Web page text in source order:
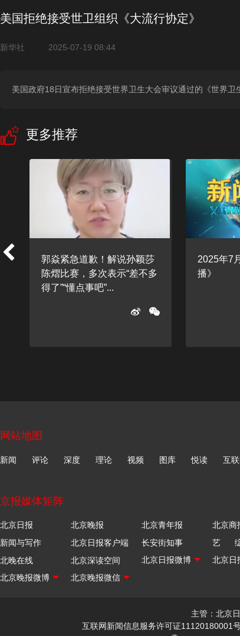
美国拒绝接受世卫组织《大流行协定》
新华社 2025-07-19 08:44
美国政府18日宣布拒绝接受世界卫生大会审议通过的《世界
更多推荐
郭焱紧急道歉！解说孙颖莎
陈熠比赛，多次表示“差不多
得了”“懂点事吧”...
2025年7
播》
网站地图
新闻 评论 深度 理论 视频 图库 悦读 互
京报媒体矩阵
北京日报 北京晚报 北京青年报
北京商
新闻与写作
北京日报客户端 长安街知事
艺
北晚在线
北京深读空间
主管：北京
互联网新闻信息服务许可证11120180001